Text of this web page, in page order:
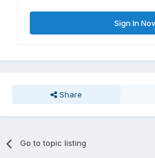
Sign In
Share
Go to topic listing